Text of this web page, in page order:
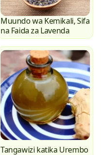
Muundo wa Kemikali, Sifa
na Faida za Lavenda
Tangawizi katika Urembo